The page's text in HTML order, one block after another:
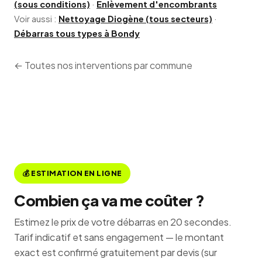
(sous conditions) · Enlèvement d'encombrants
Voir aussi : Nettoyage Diogène (tous secteurs) ·
Débarras tous types à Bondy
← Toutes nos interventions par commune
💰 ESTIMATION EN LIGNE
Combien ça va me coûter ?
Estimez le prix de votre débarras en 20 secondes.
Tarif indicatif et sans engagement — le montant
exact est confirmé gratuitement par devis (sur